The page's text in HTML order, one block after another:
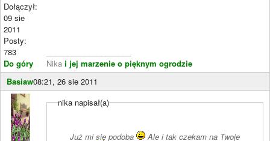
Dołączył:
09 sie
2011
Posty:
783
Do góry
Nika i jej marzenie o pięknym ogrodzie
Basiaw08:21, 26 sie 2011
nika napisał(a)
Już mi się podoba
Ale i tak czekam na Twoje